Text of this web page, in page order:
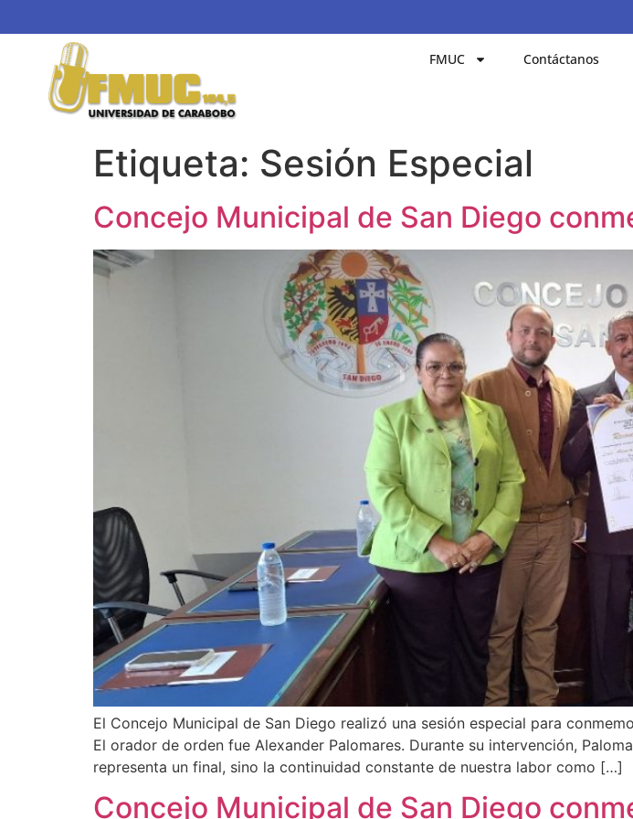
FMUC Contáctanos
Etiqueta: Sesión Especial
Concejo Municipal de San Diego
El Concejo Municipal de San Diego realizó una sesión especial para
El orador de orden fue Alexander Palomares. Durante su intervención,
representa un final, sino la continuidad constante de nuestra labor como […]
Concejo Municipal de San Diego